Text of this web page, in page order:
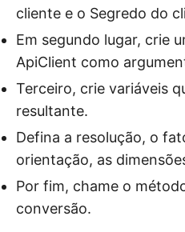
cliente e o Segredo do
Em segundo lugar, crie
ApiClient como
Terceiro, crie variáveis
resultante.
Defina a resolução, o
orientação, as
Por fim, chame o
conversão.